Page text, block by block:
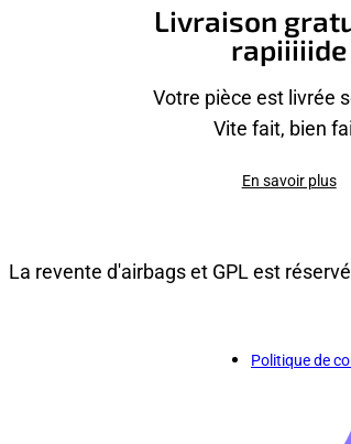
Livraison
rapiiiiide
Votre pièce est livrée
Vite fait, bien
En savoir plus
La revente d'airbags et GPL est
Politique de